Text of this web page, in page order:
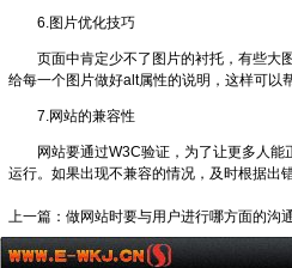
6.图片优化技巧
页面中肯定少不了图片的衬托，有些大图
给每一个图片做好alt属性的说明，这样可以
7.网站的兼容性
网站要通过W3C验证，为了让更多人能
运行。如果出现不兼容的情况，及时根据出
上一篇： 做网站时要与用户进行哪方面的沟